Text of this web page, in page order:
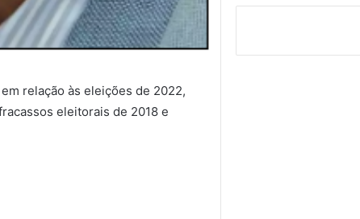
relação às eleições de 2022,
eleitorais de 2018 e